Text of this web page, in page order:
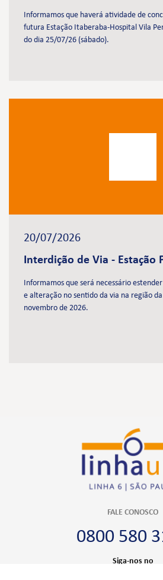
Informamos que haverá atividade de
futura Estação Itaberaba-Hospital Vila
do dia 25/07/26 (sábado).
20/07/2026
Interdição de Via - Estação
Informamos que será necessário
e alteração no sentido da via na região
novembro de 2026.
FALE CONOSCO
0800 580
Siga-nos no